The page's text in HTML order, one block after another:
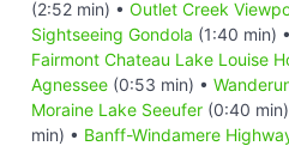
(2:52 min) • Outlet Creek
Sightseeing Gondola (1:40 min) •
Fairmont Chateau Lake Louise
Agnessee (0:53 min) •
Moraine Lake Seeufer (0:40
min) • Banff-Windamere